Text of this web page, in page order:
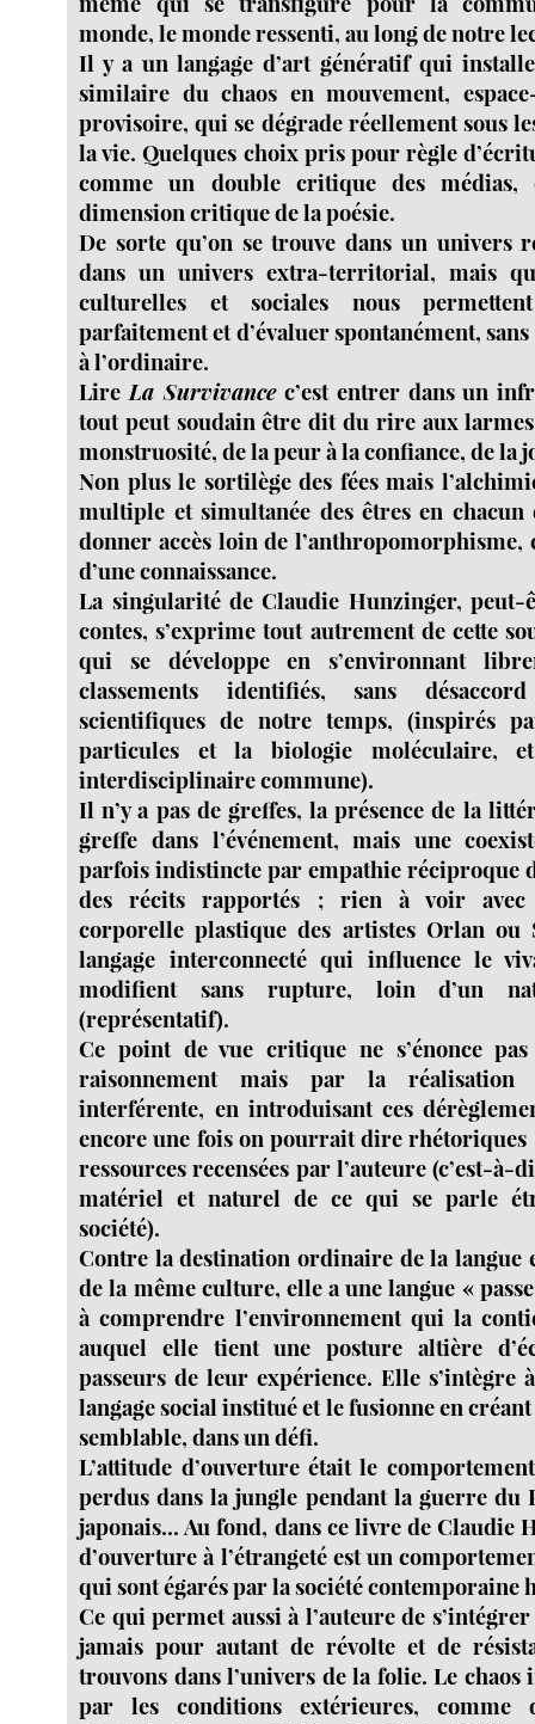
monde, le monde ressenti, au long de notre
Il y a un langage d’art génératif qui
similaire du chaos en mouvement,
provisoire, qui se dégrade réellement sous
la vie. Quelques choix pris pour règle
comme un double critique des médias,
dimension critique de la poésie.
De sorte qu’on se trouve dans un univers
dans un univers extra-territorial, mais
culturelles et sociales nous
parfaitement et d’évaluer spontanément,
à l’ordinaire.
Lire La Survivancec’est entrer dans un
tout peut soudain être dit du rire aux
monstruosité, de la peur à la confiance, de la
Non plus le sortilège des fées mais
multiple et simultanée des êtres en chacun
donner accès loin de
d’une connaissance.
La singularité de Claudie Hunzinger, peut-
contes, s’exprime tout autrement de cette
qui se développe en s’environnant
classements identifiés, sans
scientifiques de notre temps, (inspirés
particules et la biologie moléculaire,
interdisciplinaire commune).
Il n’y a pas de greffes, la présence de la
greffe dans l’événement, mais une
parfois indistincte par empathie réciproque
des récits rapportés ; rien à voir avec
corporelle plastique des artistes Orlan ou
langage interconnecté qui influence le
modifient sans rupture, loin d’un
(représentatif).
Ce point de vue critique ne s’énonce
raisonnement mais par la réalisation
interférente, en introduisant ces
encore une fois on pourrait dire
ressources recensées par l’auteure (c’est-à-
matériel et naturel de ce qui se parle
société).
Contre la destination ordinaire de la langue
de la même culture, elle a une langue «
à comprendre l’environnement qui la
auquel elle tient une posture altière
passeurs de leur expérience. Elle s’intègre
langage social institué et le fusionne en
semblable, dans un défi.
L’attitude d’ouverture était le
perdus dans la jungle pendant la guerre du
japonais... Au fond, dans ce livre de Claudie
d’ouverture à l’étrangeté est un
qui sont égarés par la société contemporaine
Ce qui permet aussi à l’auteure de
jamais pour autant de révolte et de
trouvons dans l’univers de la folie. Le chaos
par les conditions extérieures, comme